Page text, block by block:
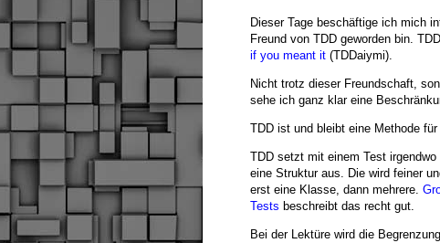
Dieser Tage beschäftige ich mich
Freund von TDD geworden bin.
if you meant it (TDDaiymi).
Nicht trotz dieser Freundschaft,
sehe ich ganz klar eine
TDD ist und bleibt eine Methode
TDD setzt mit einem Test
eine Struktur aus. Die wird feiner
erst eine Klasse, dann mehrere.
Tests beschreibt das recht gut.
Bei der Lektüre wird die